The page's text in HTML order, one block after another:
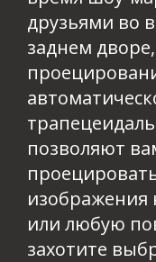
друзьями во
заднем
позволяют
изображения
или любую
захотите